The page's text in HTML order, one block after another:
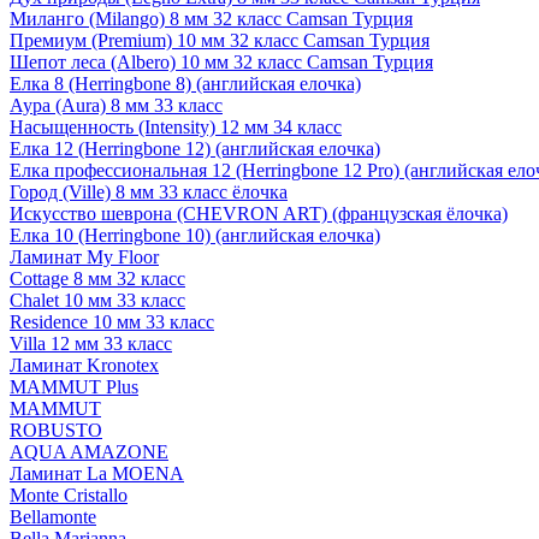
Миланго (Milango) 8 мм 32 класс Camsan Турция
Премиум (Premium) 10 мм 32 класс Camsan Турция
Шепот леса (Albero) 10 мм 32 класс Camsan Турция
Елка 8 (Herringbone 8) (английская елочка)
Аура (Aura) 8 мм 33 класс
Насыщенность (Intensity) 12 мм 34 класс
Елка 12 (Herringbone 12) (английская елочка)
Елка профессиональная 12 (Herringbone 12 Pro) (английская
Город (Ville) 8 мм 33 класс ёлочка
Искусство шеврона (CHEVRON ART) (французская ёлочка)
Елка 10 (Herringbone 10) (английская елочка)
Ламинат My Floor
Cottage 8 мм 32 класс
Chalet 10 мм 33 класс
Residence 10 мм 33 класс
Villa 12 мм 33 класс
Ламинат Kronotex
MAMMUT Plus
MAMMUT
ROBUSTO
AQUA AMAZONE
Ламинат La MOENA
Monte Cristallo
Bellamonte